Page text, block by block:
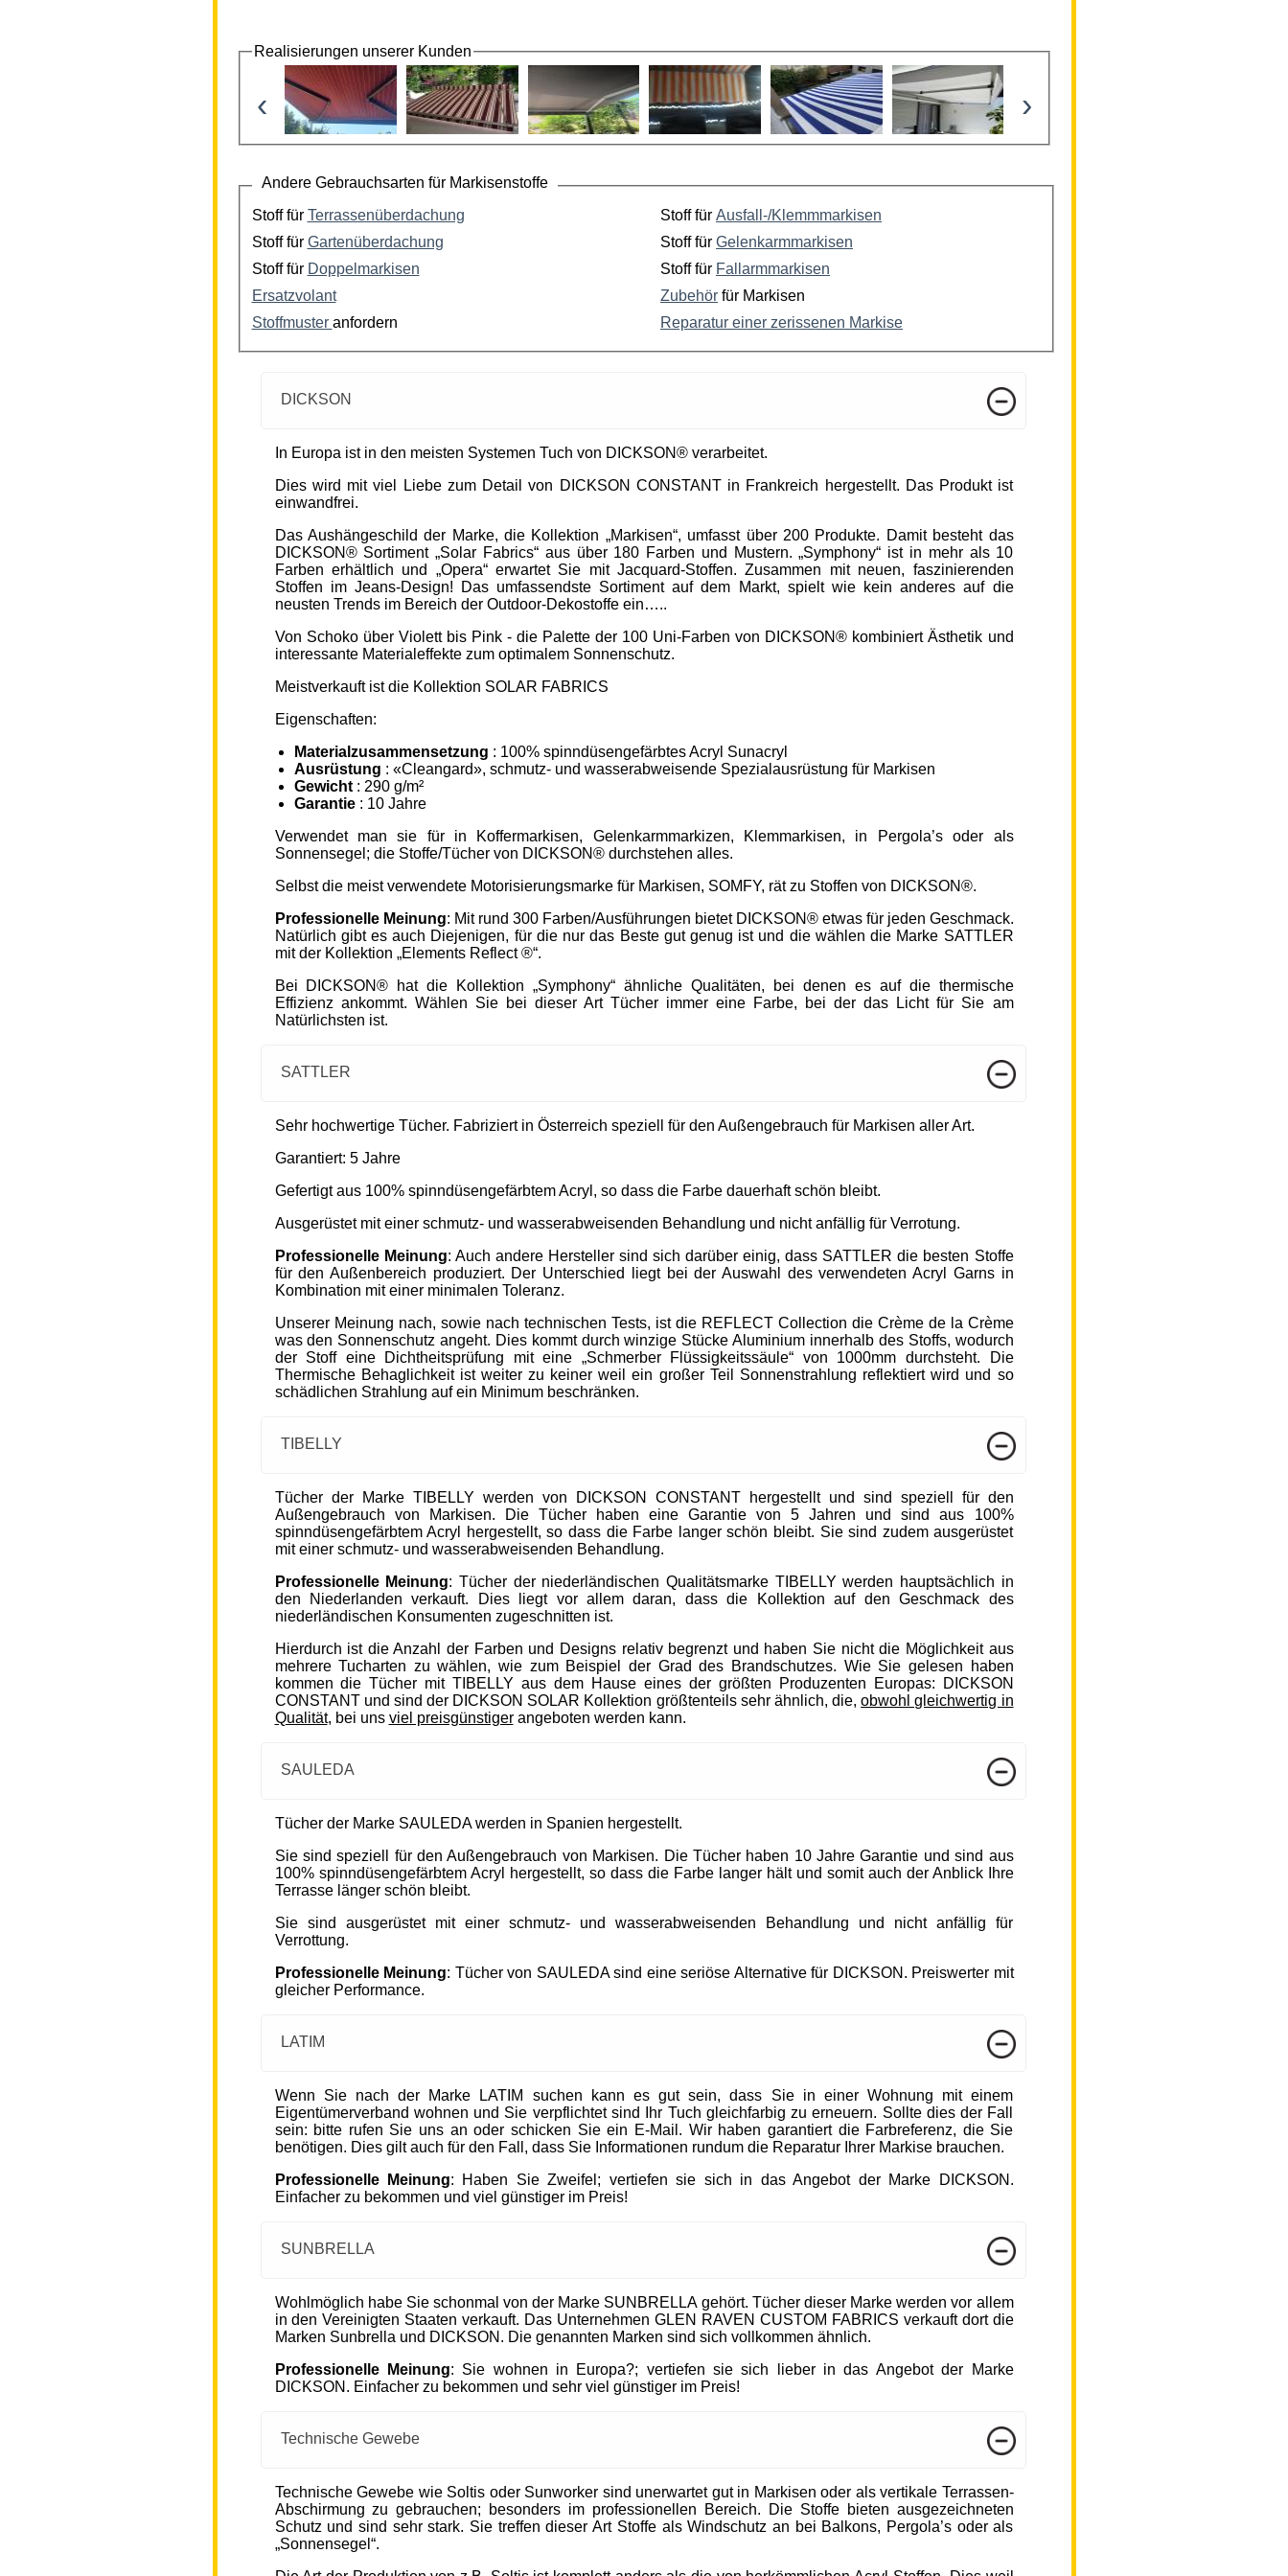
Realisierungen unserer Kunden
‹ ›
Andere Gebrauchsarten für Markisenstoffe
Stoff für Terrassenüberdachung Stoff für Ausfall-/Klemmmarkisen
Stoff für Gartenüberdachung Stoff für Gelenkarmmarkisen
Stoff für Doppelmarkisen Stoff für Fallarmmarkisen
Ersatzvolant
Zubehör für Markisen
Stoffmuster anfordern Reparatur einer zerissenen Markise
DICKSON
In Europa ist in den meisten Systemen Tuch von DICKSON® verarbeitet.
Dies wird mit viel Liebe zum Detail von DICKSON CONSTANT in Frankreich hergestellt. Das Produkt ist
einwandfrei.
Das Aushängeschild der Marke, die Kollektion „Markisen“, umfasst über 200 Produkte. Damit besteht das
DICKSON® Sortiment „Solar Fabrics“ aus über 180 Farben und Mustern. „Symphony“ ist in mehr als 10
Farben erhältlich und „Opera“ erwartet Sie mit Jacquard-Stoffen. Zusammen mit neuen, faszinierenden
Stoffen im Jeans-Design! Das umfassendste Sortiment auf dem Markt, spielt wie kein anderes auf die
neusten Trends im Bereich der Outdoor-Dekostoffe ein…..
Von Schoko über Violett bis Pink - die Palette der 100 Uni-Farben von DICKSON® kombiniert Ästhetik und
interessante Materialeffekte zum optimalem Sonnenschutz.
Meistverkauft ist die Kollektion SOLAR FABRICS
Eigenschaften:
Materialzusammensetzung : 100% spinndüsengefärbtes Acryl Sunacryl
Ausrüstung : «Cleangard», schmutz- und wasserabweisende Spezialausrüstung für Markisen
Gewicht: 290 g/m²
Garantie: 10 Jahre
Verwendet man sie für in Koffermarkisen, Gelenkarmmarkizen, Klemmarkisen, in Pergola’s oder als
Sonnensegel; die Stoffe/Tücher von DICKSON® durchstehen alles.
Selbst die meist verwendete Motorisierungsmarke für Markisen, SOMFY, rät zu Stoffen von DICKSON®.
Professionelle Meinung: Mit rund 300 Farben/Ausführungen bietet DICKSON® etwas für jeden Geschmack.
Natürlich gibt es auch Diejenigen, für die nur das Beste gut genug ist und die wählen die Marke SATTLER
mit der Kollektion „Elements Reflect ®“.
Bei DICKSON® hat die Kollektion „Symphony“ ähnliche Qualitäten, bei denen es auf die thermische
Effizienz ankommt. Wählen Sie bei dieser Art Tücher immer eine Farbe, bei der das Licht für Sie am
Natürlichsten ist.
SATTLER
Sehr hochwertige Tücher. Fabriziert in Österreich speziell für den Außengebrauch für Markisen aller Art.
Garantiert: 5 Jahre
Gefertigt aus 100% spinndüsengefärbtem Acryl, so dass die Farbe dauerhaft schön bleibt.
Ausgerüstet mit einer schmutz- und wasserabweisenden Behandlung und nicht anfällig für Verrotung.
Professionelle Meinung: Auch andere Hersteller sind sich darüber einig, dass SATTLER die besten Stoffe
für den Außenbereich produziert. Der Unterschied liegt bei der Auswahl des verwendeten Acryl Garns in
Kombination mit einer minimalen Toleranz.
Unserer Meinung nach, sowie nach technischen Tests, ist die REFLECT Collection die Crème de la Crème
was den Sonnenschutz angeht. Dies kommt durch winzige Stücke Aluminium innerhalb des Stoffs, wodurch
der Stoff eine Dichtheitsprüfung mit eine „Schmerber Flüssigkeitssäule“ von 1000mm durchsteht. Die
Thermische Behaglichkeit ist weiter zu keiner weil ein großer Teil Sonnenstrahlung reflektiert wird und so
schädlichen Strahlung auf ein Minimum beschränken.
TIBELLY
Tücher der Marke TIBELLY werden von DICKSON CONSTANT hergestellt und sind speziell für den
Außengebrauch von Markisen. Die Tücher haben eine Garantie von 5 Jahren und sind aus 100%
spinndüsengefärbtem Acryl hergestellt, so dass die Farbe langer schön bleibt. Sie sind zudem ausgerüstet
mit einer schmutz- und wasserabweisenden Behandlung.
Professionelle Meinung: Tücher der niederländischen Qualitätsmarke TIBELLY werden hauptsächlich in
den Niederlanden verkauft. Dies liegt vor allem daran, dass die Kollektion auf den Geschmack des
niederländischen Konsumenten zugeschnitten ist.
Hierdurch ist die Anzahl der Farben und Designs relativ begrenzt und haben Sie nicht die Möglichkeit aus
mehrere Tucharten zu wählen, wie zum Beispiel der Grad des Brandschutzes. Wie Sie gelesen haben
kommen die Tücher mit TIBELLY aus dem Hause eines der größten Produzenten Europas: DICKSON
CONSTANT und sind der DICKSON SOLAR Kollektion größtenteils sehr ähnlich, die,obwohl gleichwertig in
Qualität, bei uns viel preisgünstigerangeboten werden kann.
SAULEDA
Tücher der Marke SAULEDA werden in Spanien hergestellt.
Sie sind speziell für den Außengebrauch von Markisen. Die Tücher haben 10 Jahre Garantie und sind aus
100% spinndüsengefärbtem Acryl hergestellt, so dass die Farbe langer hält und somit auch der Anblick Ihre
Terrasse länger schön bleibt.
Sie sind ausgerüstet mit einer schmutz- und wasserabweisenden Behandlung und nicht anfällig für
Verrottung.
Professionelle Meinung: Tücher von SAULEDA sind eine seriöse Alternative für DICKSON. Preiswerter mit
gleicher Performance.
LATIM
Wenn Sie nach der Marke LATIM suchen kann es gut sein, dass Sie in einer Wohnung mit einem
Eigentümerverband wohnen und Sie verpflichtet sind Ihr Tuch gleichfarbig zu erneuern. Sollte dies der Fall
sein: bitte rufen Sie uns an oder schicken Sie ein E-Mail. Wir haben garantiert die Farbreferenz, die Sie
benötigen. Dies gilt auch für den Fall, dass Sie Informationen rundum die Reparatur Ihrer Markise brauchen.
Professionelle Meinung: Haben Sie Zweifel; vertiefen sie sich in das Angebot der Marke DICKSON.
Einfacher zu bekommen und viel günstiger im Preis!
SUNBRELLA
Wohlmöglich habe Sie schonmal von der Marke SUNBRELLA gehört. Tücher dieser Marke werden vor allem
in den Vereinigten Staaten verkauft. Das Unternehmen GLEN RAVEN CUSTOM FABRICS verkauft dort die
Marken Sunbrella und DICKSON. Die genannten Marken sind sich vollkommen ähnlich.
Professionelle Meinung: Sie wohnen in Europa?; vertiefen sie sich lieber in das Angebot der Marke
DICKSON. Einfacher zu bekommen und sehr viel günstiger im Preis!
Technische Gewebe
Technische Gewebe wie Soltis oder Sunworker sind unerwartet gut in Markisen oder als vertikale Terrassen-
Abschirmung zu gebrauchen; besonders im professionellen Bereich. Die Stoffe bieten ausgezeichneten
Schutz und sind sehr stark. Sie treffen dieser Art Stoffe als Windschutz an bei Balkons, Pergola’s oder als
„Sonnensegel“.